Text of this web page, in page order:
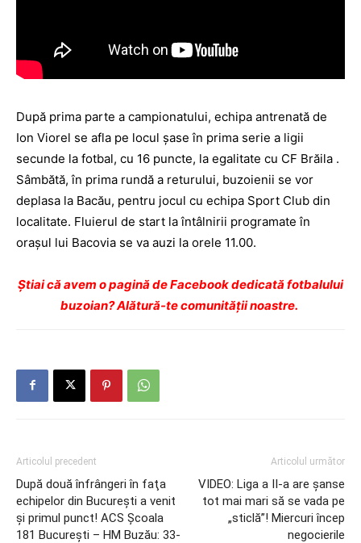
După prima parte a campionatului, echipa antrenată de
Ion Viorel se afla pe locul şase în prima serie a ligii
secunde la fotbal, cu 16 puncte, la egalitate cu CF Brăila .
Sâmbătă, în prima rundă a returului, buzoienii se vor
deplasa la Bacău, pentru jocul cu echipa Sport Club din
localitate. Fluierul de start la întâlnirii programate în
oraşul lui Bacovia se va auzi la orele 11.00.
Ştiai că avem o pagină de Facebook dedicată fotbalului
buzoian? Alătură-te comunității noastre.
Articolul precedent
După două înfrângeri în faţa
echipelor din Bucureşti a venit
şi primul punct! ACS Şcoala
181 Bucureşti – HM Buzău: 33-
Articolul următor
VIDEO: Liga a II-a are şanse
tot mai mari să se vada pe
„sticlă”! Miercuri încep
negocierile